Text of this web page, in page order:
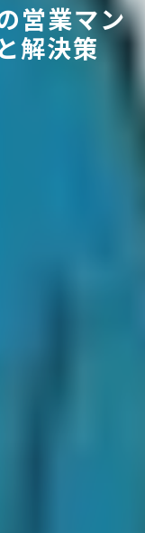
営業マン
解決策